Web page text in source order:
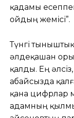
қадамы
ойдың жемісі”.
Түнгі
әлдеқашан орын
қалды. Ең
абайсызда
қана цифрлар
адамның